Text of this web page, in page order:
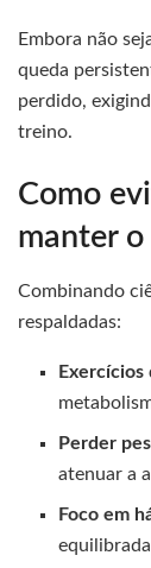
Embora não
queda
perdido,
treino.
Como
manter o
Combinando
respaldadas:
Exercícios
Perder
atenuar a
Foco em